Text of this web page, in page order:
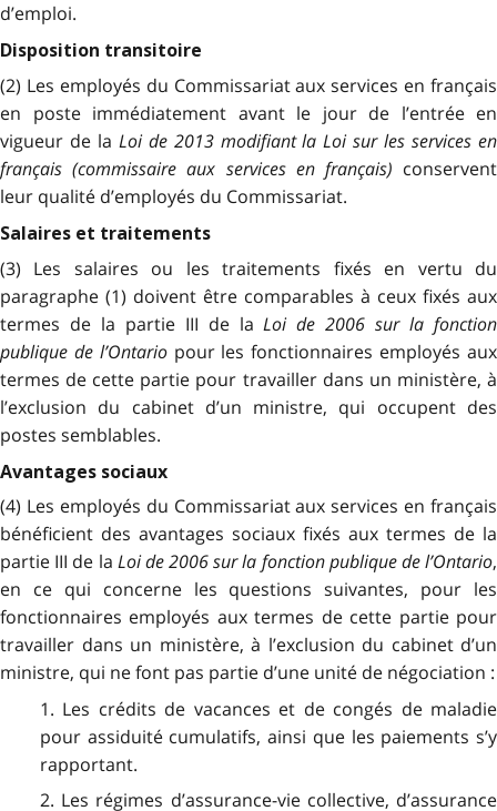
d’emploi.
Disposition transitoire
(2) Les employés du Commissariat aux services en français
en poste immédiatement avant le jour de l’entrée en
vigueur de la Loi de 2013 modifiant la Loi sur les services en
français (commissaire aux services en français) conservent
leur qualité d’employés du Commissariat.
Salaires et traitements
(3) Les salaires ou les traitements fixés en vertu du
paragraphe (1) doivent être comparables à ceux fixés aux
termes de la partie III de laLoi de 2006 sur la fonction
publique de l’Ontariopour les fonctionnaires employés aux
termes de cette partie pour travailler dans un ministère, à
l’exclusion du cabinet d’un ministre, qui occupent des
postes semblables.
Avantages sociaux
(4) Les employés du Commissariat aux services en français
bénéficient des avantages sociaux fixés aux termes de la
partie III de la Loi de 2006 sur la fonction publique de l’Ontario,
en ce qui concerne les questions suivantes, pour les
fonctionnaires employés aux termes de cette partie pour
travailler dans un ministère, à l’exclusion du cabinet d’un
ministre, qui ne font pas partie d’une unité de négociation :
1. Les crédits de vacances et de congés de maladie
pour assiduité cumulatifs, ainsi que les paiements s’y
rapportant.
2. Les régimes d’assurance-vie collective, d’assurance